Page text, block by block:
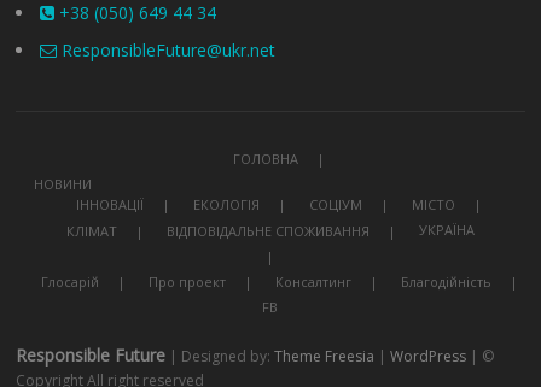
+38 (050) 649 44 34
ResponsibleFuture@ukr.net
ГОЛОВНА
НОВИНИ
ІННОВАЦІЇ
ЕКОЛОГІЯ СОЦІУМ
МІСТО
КЛІМАТ
ВІДПОВІДАЛЬНЕ СПОЖИВАННЯ УКРАЇНА
Глосарій Про проект Консалтинг
Благодійність
FB
Responsible Future | Designed by:Theme Freesia |WordPress | ©
Copyright All right reserved